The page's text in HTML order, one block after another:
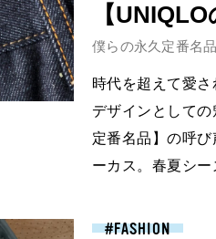
【
僕らの永久定番名
時代を超えて愛さ
デザインとして
定番名品】の呼
ーカス。春夏シ
FASHION